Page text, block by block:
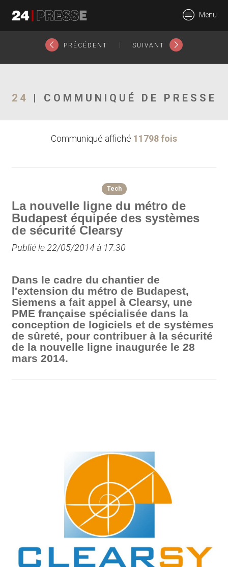
24Presse -
Communiqués de
Menu
PRÉCÉDENT SUIVANT
24 | COMMUNIQUÉ DE PRESSE
Communiqué affiché 11798 fois
Tech
La nouvelle ligne du métro de
Budapest équipée des systèmes
de sécurité Clearsy
Publié le 22/05/2014 à 17:30
Dans le cadre du chantier de
l'extension du métro de Budapest,
Siemens a fait appel à Clearsy, une
PME française spécialisée dans la
conception de logiciels et de systèmes
de sûreté, pour contribuer à la sécurité
de la nouvelle ligne inaugurée le 28
mars 2014.